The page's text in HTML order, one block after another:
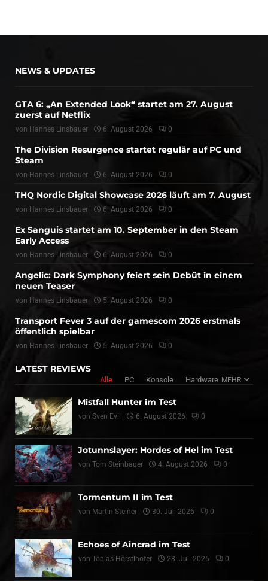
NEWS & UPDATES
GTA 6: „An Extended Look“ startet am 27. August
zuerst auf Netflix
von Hannes Linsbauer 6. August 2026 0
The Division Resurgence startet regulär auf PC und
Steam
von Hannes Linsbauer 6. August 2026 0
THQ Nordic Digital Showcase 2026 läuft am 7. August
von Hannes Linsbauer 6. August 2026 0
Ex Sanguis startet am 10. September in den Steam
Early Access
von Hannes Linsbauer 6. August 2026 0
Angelic: Dark Symphony feiert sein Debüt in einem
neuen Teaser
von Hannes Linsbauer 5. August 2026 0
Transport Fever 3 auf der gamescom 2026 erstmals
öffentlich spielbar
von Hannes Linsbauer 5. August 2026 0
LATEST REVIEWS
Alle PC Konsole Hardware MEHR
Mistfall Hunter im Test
von Sven Evil 6. August 2026 0
Jotunnslayer: Hordes of Hel im Test
von Tom Steinbauer 4. August 2026 0
Tormentum II im Test
von Martin Steiner 30. Juli 2026 0
Echoes of Aincrad im Test
von Tobias Hörstlhofer 28. Juli 2026 0